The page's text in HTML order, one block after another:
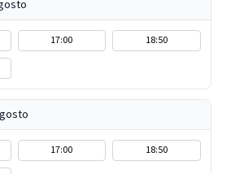
17:00
18:50
17:00
18:50